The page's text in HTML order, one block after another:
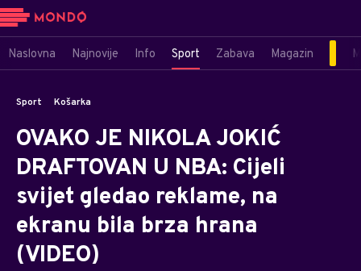
Naslovna Najnovije Info Sport Zabava Magazin
Sport Košarka
OVAKO JE NIKOLA JOKIĆ
DRAFTOVAN U NBA: Cijeli
svijet gledao reklame, na
ekranu bila brza hrana
(VIDEO)